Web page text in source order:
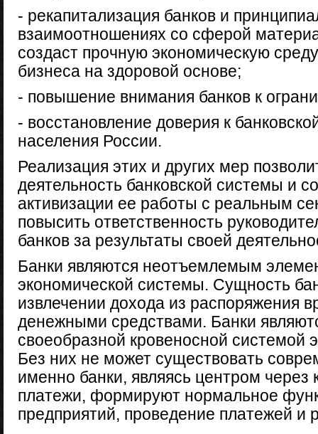
- рекапитализация банков и
взаимоотношениях со сферой
создаст прочную экономическую
бизнеса на здоровой основе;
- повышение внимания банков к
- восстановление доверия к
населения России.
Реализация этих и других мер
деятельность банковской сис­темы и
активизации ее работы с реальным
повысить ответственность
банков за результаты своей
Банки являются неотъемлемым
экономической системы. Сущность
извлечении дохода из распоряжения
денежными средствами. Банки
своеобразной кровеносной системой
Без них не может существовать
именно банки, являясь центром
платежи, формируют нормальное
предприятий, проведение платежей и